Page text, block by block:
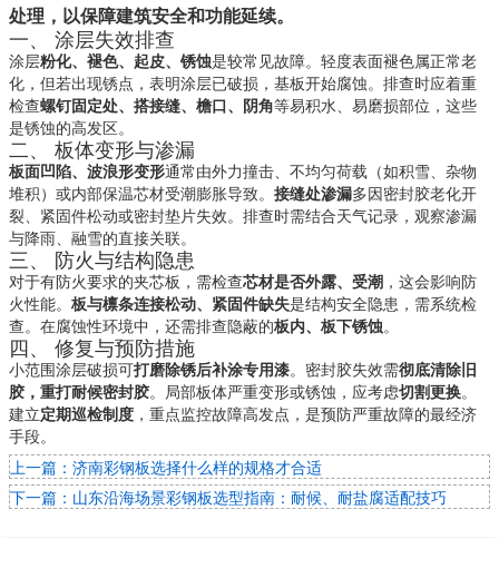
处理，以保障建筑安全和功能延续。
一、 涂层失效排查
涂层粉化、褪色、起皮、锈蚀是较常见故障。轻度表面褪色属正常老
化，但若出现锈点，表明涂层已破损，基板开始腐蚀。排查时应着重
检查螺钉固定处、搭接缝、檐口、阴角等易积水、易磨损部位，这些
是锈蚀的高发区。
二、 板体变形与渗漏
板面凹陷、波浪形变形通常由外力撞击、不均匀荷载（如积雪、杂物
堆积）或内部保温芯材受潮膨胀导致。 接缝处渗漏多因密封胶老化开
裂、紧固件松动或密封垫片失效。排查时需结合天气记录，观察渗漏
与降雨、融雪的直接关联。
三、 防火与结构隐患
对于有防火要求的夹芯板，需检查芯材是否外露、受潮 ，这会影响防
火性能。 板与檩条连接松动、紧固件缺失是结构安全隐患，需系统检
查。在腐蚀性环境中，还需排查隐蔽的板内、板下锈蚀。
四、 修复与预防措施
小范围涂层破损可打磨除锈后补涂专用漆。密封胶失效需彻底清除旧
胶，重打耐候密封胶。局部板体严重变形或锈蚀，应考虑切割更换。
建立定期巡检制度 ，重点监控故障高发点，是预防严重故障的最经济
手段。
上一篇：济南彩钢板选择什么样的规格才合适
下一篇：山东沿海场景彩钢板选型指南：耐候、耐盐腐适配技巧